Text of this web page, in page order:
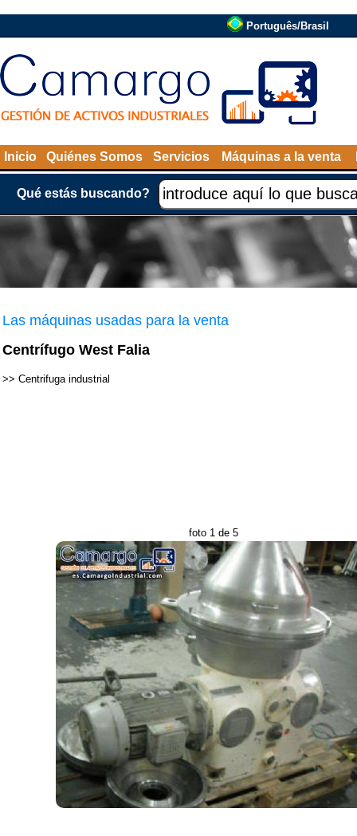
Português/Brasil
Inicio Quiénes Somos Servicios Máquinas a la venta
Qué estás buscando?
Las máquinas usadas para la venta
Centrífugo West Falia
>> Centrifuga industrial
foto 1 de 5